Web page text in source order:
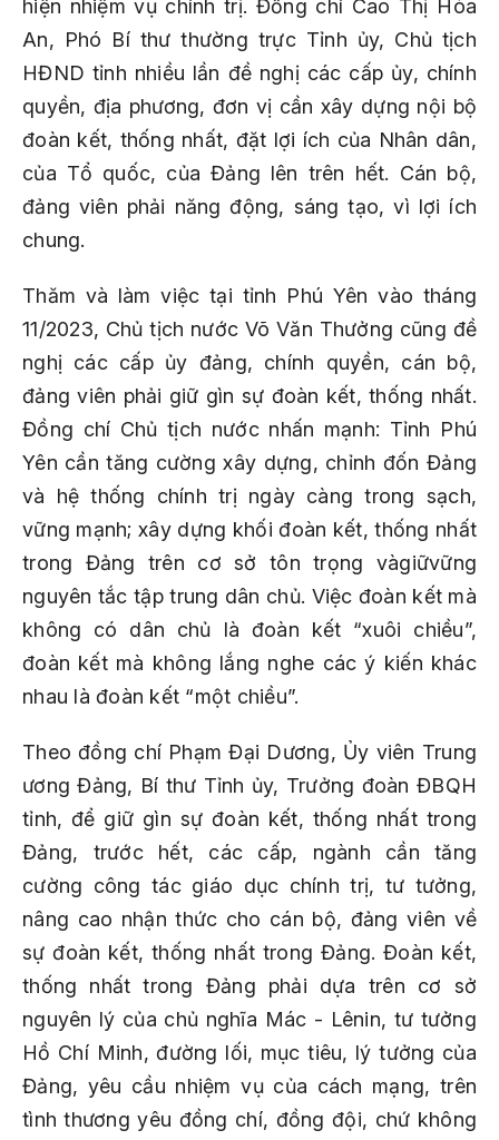
hiện nhiệm vụ chính trị. Đồng chí Cao Thị Hòa
An, Phó Bí thư thường trực Tỉnh ủy, Chủ tịch
HĐND tỉnh nhiều lần đề nghị các cấp ủy, chính
quyền, địa phương, đơn vị cần xây dựng nội bộ
đoàn kết, thống nhất, đặt lợi ích của Nhân dân,
của Tổ quốc, của Đảng lên trên hết. Cán bộ,
đảng viên phải năng động, sáng tạo, vì lợi ích
chung.
Thăm và làm việc tại tỉnh Phú Yên vào tháng
11/2023, Chủ tịch nước Võ Văn Thưởng cũng đề
nghị các cấp ủy đảng, chính quyền, cán bộ,
đảng viên phải giữ gìn sự đoàn kết, thống nhất.
Đồng chí Chủ tịch nước nhấn mạnh: Tỉnh Phú
Yên cần tăng cường xây dựng, chỉnh đốn Đảng
và hệ thống chính trị ngày càng trong sạch,
vững mạnh; xây dựng khối đoàn kết, thống nhất
trong Đảng trên cơ sở tôn trọng vàgiữvững
nguyên tắc tập trung dân chủ. Việc đoàn kết mà
không có dân chủ là đoàn kết “xuôi chiều”,
đoàn kết mà không lắng nghe các ý kiến khác
nhau là đoàn kết “một chiều”.
Theo đồng chí Phạm Đại Dương, Ủy viên Trung
ương Đảng, Bí thư Tỉnh ủy, Trưởng đoàn ĐBQH
tỉnh, để giữ gìn sự đoàn kết, thống nhất trong
Đảng, trước hết, các cấp, ngành cần tăng
cường công tác giáo dục chính trị, tư tưởng,
nâng cao nhận thức cho cán bộ, đảng viên về
sự đoàn kết, thống nhất trong Đảng. Đoàn kết,
thống nhất trong Đảng phải dựa trên cơ sở
nguyên lý của chủ nghĩa Mác - Lênin, tư tưởng
Hồ Chí Minh, đường lối, mục tiêu, lý tưởng của
Đảng, yêu cầu nhiệm vụ của cách mạng, trên
tình thương yêu đồng chí, đồng đội, chứ không